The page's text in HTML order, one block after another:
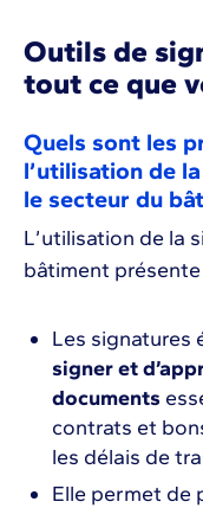
Outils de
tout ce que
Quels sont les
l’utilisation de
le secteur du
L’utilisation de la
bâtiment
Les signatures
signer et
documents
contrats et
les délais de
Elle permet de